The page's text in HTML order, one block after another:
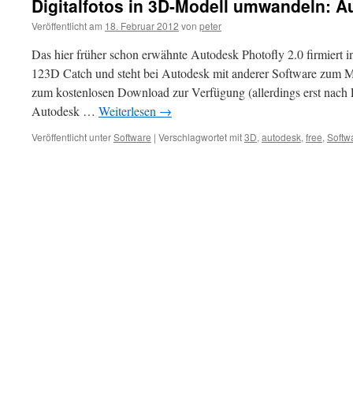
Digitalfotos in 3D-Modell umwandeln:
Veröffentlicht am 18. Februar 2012 von peter
Das hier früher schon erwähnte Autodesk Photofly 2.0 firmiert
123D Catch und steht bei Autodesk mit anderer Software zum
zum kostenlosen Download zur Verfügung (allerdings erst nach
Autodesk … Weiterlesen →
Veröffentlicht unterSoftware | Verschlagwortet mit3D, autodesk, free,